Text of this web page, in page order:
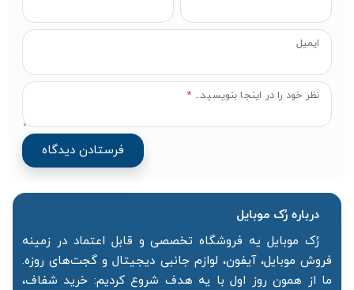
نظر خود را در اینجا بنویسید... *
ایمیل
درباره رُک‌ موبایل
رُک موبایل یه فروشگاه تخصصی و قابل اعتماد در زمینه
فروش موبایل، آیفون، لوازم جانبی دیجیتال و گجت‌های روزه.
ما از همون روز اول با یه هدف شروع کردیم: خرید شفاف،